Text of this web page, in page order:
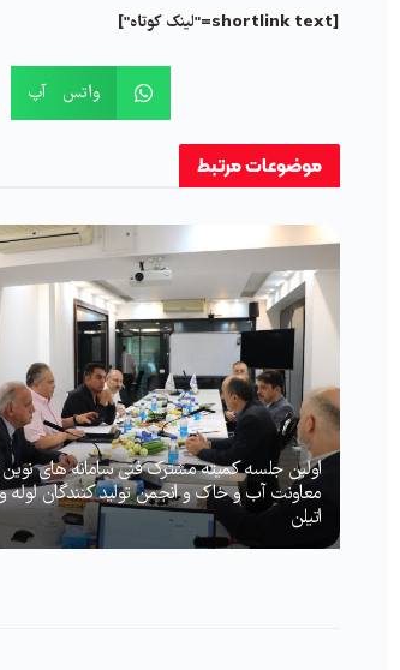
[shortlink text="لینک کوتاه"]
واتس آپ
موضوعاتمرتبط
اولین جلسه کمیته مشترک فنی سامانه های نوین
معاونت آب و خاک و انجمن تولید کنندگان لوله
اتیلن